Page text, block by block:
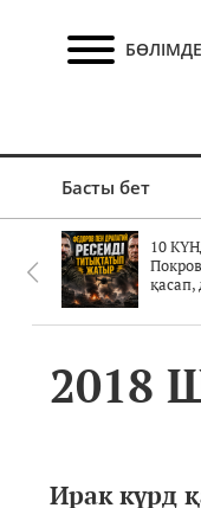
Басты бет
10
қасап,
2018
Ирак күрд